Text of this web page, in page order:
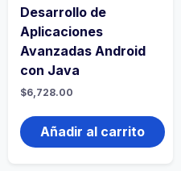
Desarrollo de
Aplicaciones
Avanzadas Android
con Java
$6,728.00
Añadir al carrito